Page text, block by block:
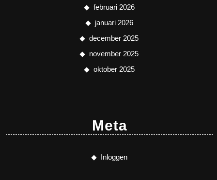
februari 2026
januari 2026
december 2025
november 2025
oktober 2025
Meta
Inloggen